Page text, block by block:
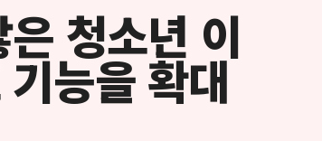
청소년 이
능을 확대